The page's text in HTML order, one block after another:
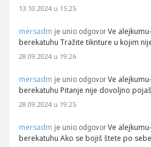
13.10.2024 u 15:25
mersadm je unio odgovor Ve
berekatuhu Tražite tiknture u kojim
28.09.2024 u 19:26
mersadm je unio odgovor Ve
berekatuhu Pitanje nije dovoljno
28.09.2024 u 19:25
mersadm je unio odgovor Ve
berekatuhu Ako se bojiš štete po